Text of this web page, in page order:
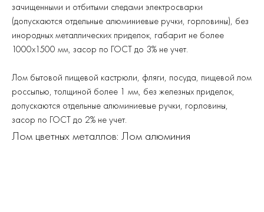
зачищенными и отбитыми следами электросварки
(допускаются отдельные алюминиевые ручки, горловины), без
инородных металлических приделок, габарит не более
1000х1500 мм, засор по ГОСТ до 3% не учет.
Лом бытовой пищевой кастрюли, фляги, посуда, пищевой лом
россыпью, толщиной более 1 мм, без железных приделок,
допускаются отдельные алюминиевые ручки, горловины,
засор по ГОСТ до 2% не учет.
Лом цветных металлов: Лом алюминия